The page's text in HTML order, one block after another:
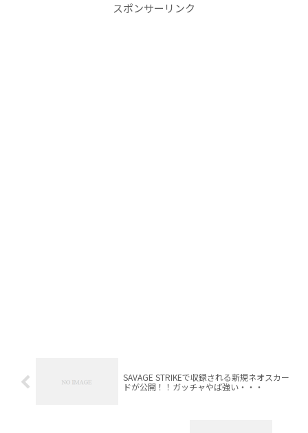
スポンサーリンク
SAVAGE STRIKEで収録される新規ネオスカー
ドが公開！！ガッチャやば強い・・・